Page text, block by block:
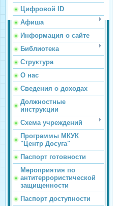
Цифровой ID
Афиша
Информация о сайте
Библиотека
Структура
О нас
Сведения о доходах
Должностные
инструкции
Схема учреждений
Программы МКУК
"Центр Досуга"
Паспорт готовности
Мероприятия по
антитеррористической
защищенности
Паспорт доступности